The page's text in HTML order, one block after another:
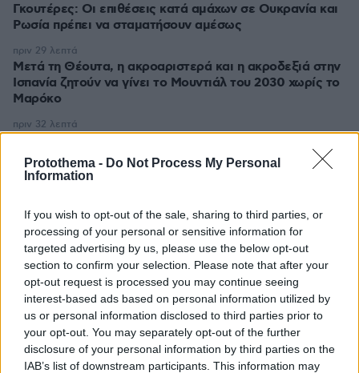
Protothema - Do Not Process My Personal
Information
If you wish to opt-out of the sale, sharing to third parties, or
processing of your personal or sensitive information for
targeted advertising by us, please use the below opt-out
section to confirm your selection. Please note that after your
opt-out request is processed you may continue seeing
interest-based ads based on personal information utilized by
us or personal information disclosed to third parties prior to
your opt-out. You may separately opt-out of the further
disclosure of your personal information by third parties on the
IAB’s list of downstream participants. This information may
Γκουτέρες: Οι επιθέσεις κατά αμάχων σε Ουκρανία και
Ρωσία πρέπει να σταματήσουν αμέσως
Μετά τη Θέουτα, η ακροαριστερά και η ακροδεξιά στην
Ισπανία ζητούν να γίνει το Μουντιάλ του 2030 χωρίς το
Μαρόκο
πριν 29 λεπτά
Πώς θα γίνει σωστά και με ασφάλεια
πριν 32 λεπτά
εργαζόμενό του και τον έβαλε σε βαρέλι με τσιμέντο
επειδή νόμιζε ότι τον έκλεβε
πριν 34 λεπτά
ΔΕΙΤΕ ΟΛΕΣ ΤΙΣ ΕΙΔΗΣΕΙΣ
ΤΑ ΠΙΟ ΔΗΜΟΦΙΛΗ